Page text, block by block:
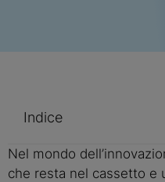
Indice
Nel mondo
che resta nel cassetto e